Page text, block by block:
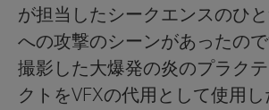
が担当したシークエンスのひ
への攻撃のシーンがあったの
撮影した大爆発の炎のプラク
クトをVFXの代用として使用